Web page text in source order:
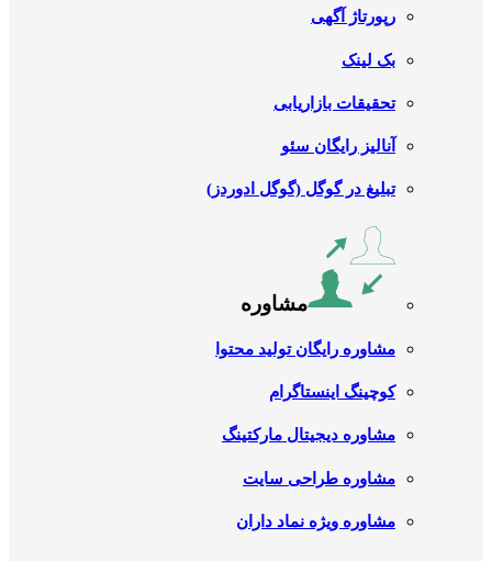
رپورتاژ آگهی
بک لینک
تحقیقات بازاریابی
آنالیز رایگان سئو
تبلیغ در گوگل (گوگل ادوردز)
مشاوره
مشاوره رایگان تولید محتوا
کوچینگ اینستاگرام
مشاوره دیجیتال مارکتینگ
مشاوره طراحی سایت
مشاوره ویژه نماد داران